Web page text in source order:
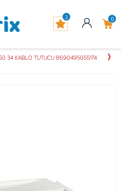
0
2
34 KABLO TUTUCU 8690495055174